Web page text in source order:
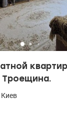
Троещина.
Киев